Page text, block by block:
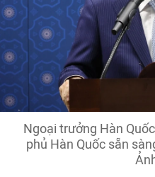
Ngoại trưởng Hàn
phủ Hàn Quốc sẵn